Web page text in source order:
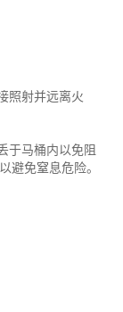
照射并远离火
于马桶内以免阻
避免窒息危险。